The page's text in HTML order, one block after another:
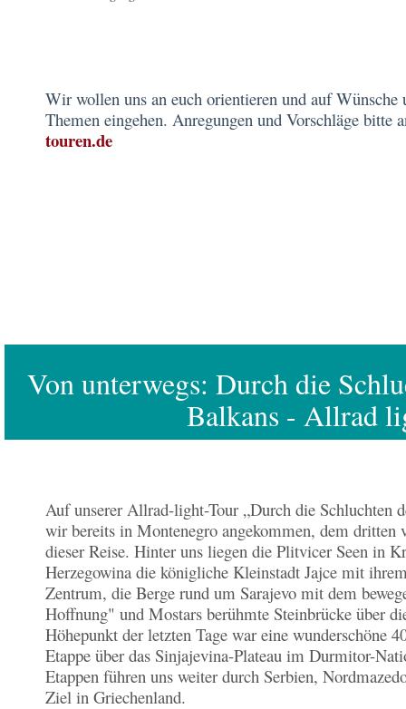
Wir wollen uns an euch orientieren und auf Wünsche
Themen eingehen. Anregungen und Vorschläge bitte
touren.de
Von unterwegs: Durch die
Balkans - Allrad
Auf unserer Allrad-light-Tour „Durch die Schluchten
wir bereits in Montenegro angekommen, dem dritten
dieser Reise. Hinter uns liegen die Plitvicer Seen in
Herzegowina die königliche Kleinstadt Jajce mit
Zentrum, die Berge rund um Sarajevo mit dem
Hoffnung" und Mostars berühmte Steinbrücke über
Höhepunkt der letzten Tage war eine wunderschöne
Etappe über das Sinjajevina-Plateau im Durmitor-
Etappen führen uns weiter durch Serbien,
Ziel in Griechenland.